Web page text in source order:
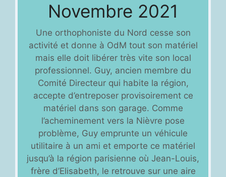
Novembre 2021
Une orthophoniste du Nord cesse son
activité et donne à OdM tout son matériel
mais elle doit libérer très vite son local
professionnel. Guy, ancien membre du
Comité Directeur qui habite la région,
accepte d’entreposer provisoirement ce
matériel dans son garage. Comme
l’acheminement vers la Nièvre pose
problème, Guy emprunte un véhicule
utilitaire à un ami et emporte ce matériel
jusqu’à la région parisienne où Jean-Louis,
frère d’Elisabeth, le retrouve sur une aire